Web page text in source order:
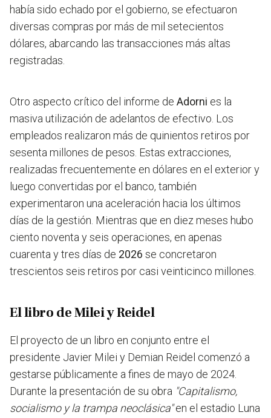
había sido echado por el gobierno, se efectuaron
diversas compras por más de mil setecientos
dólares, abarcando las transacciones más altas
registradas.
Otro aspecto crítico del informe de Adorni es la
masiva utilización de adelantos de efectivo. Los
empleados realizaron más de quinientos retiros por
sesenta millones de pesos. Estas extracciones,
realizadas frecuentemente en dólares en el exterior y
luego convertidas por el banco, también
experimentaron una aceleración hacia los últimos
días de la gestión. Mientras que en diez meses hubo
ciento noventa y seis operaciones, en apenas
cuarenta y tres días de 2026 se concretaron
trescientos seis retiros por casi veinticinco millones.
El libro de Milei y Reidel
El proyecto de un libro en conjunto entre el
presidente Javier Milei y Demian Reidel comenzó a
gestarse públicamente a fines de mayo de 2024.
Durante la presentación de su obra "Capitalismo,
socialismo y la trampa neoclásica"en el estadio Luna